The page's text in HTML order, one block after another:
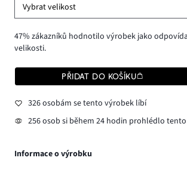
Vybrat velikost
47% zákazníků hodnotilo výrobek jako
velikosti.
PŘIDAT DO KOŠÍKU
326 osobám se tento výrobek líbí
256 osob si během 24 hodin prohlédlo
Informace o výrobku